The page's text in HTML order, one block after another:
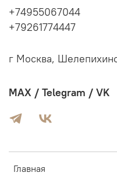
Главная
+74955067044
+79261774447
г Москва,
MAX / Telegram / VK